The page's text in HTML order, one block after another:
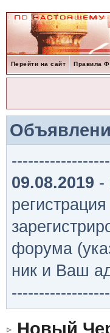
Перейти на сайт Правила
09.08.2019 -
форума
ник и Ваш
Новый